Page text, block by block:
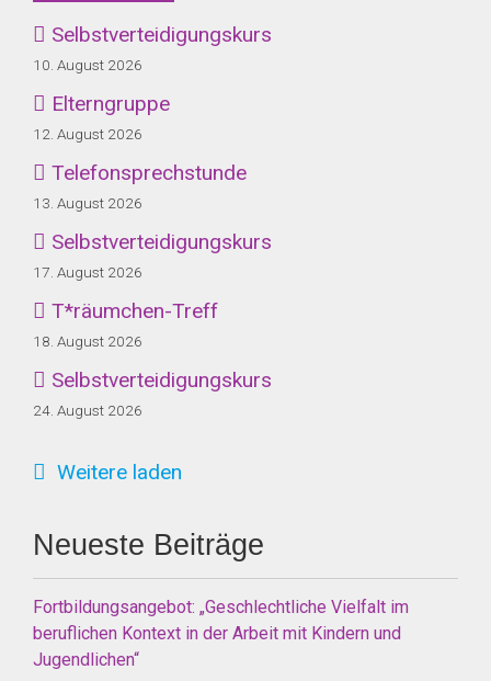
Selbstverteidigungskurs
10. August 2026
Elterngruppe
12. August 2026
Telefonsprechstunde
13. August 2026
Selbstverteidigungskurs
17. August 2026
T*räumchen-Treff
18. August 2026
Selbstverteidigungskurs
24. August 2026
Weitere laden
Neueste Beiträge
Fortbildungsangebot: „Geschlechtliche Vielfalt im
beruflichen Kontext in der Arbeit mit Kindern und
Jugendlichen“